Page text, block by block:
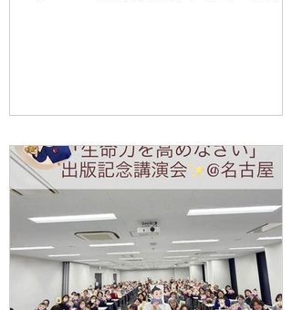
ヨーガを始めて20年に近づいて来まし
た。 大学生や会社員も経てインストラク
ターになって。 そんな過程の中で出会っ
た大先生達。 Ban先生がインストラクタ
ーを始めた頃私はそのスタジオでヨガの
養成を受けていました。 その頃からスト
イックで、とても穏やかな空気を纏う先
生。 私が会社員でスーツ姿の時、たまた